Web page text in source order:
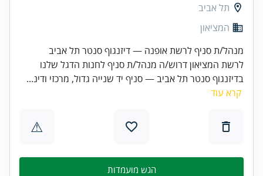
תל אביב
המציאון
מנהל/ת סניף לרשת אופנה — דיזנגוף סנטר תל אביב
לרשת המציאון דרוש/ה מנהל/ת סניף לחנות הדגל שלנו
בדיזנגוף סנטר תל אביב — סניף יד שנייה גדול, מרכזי ודינ...
קרא עוד
⚠
הגש מועמדות